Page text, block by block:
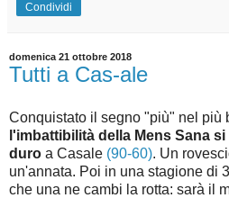
Condividi
domenica 21 ottobre 2018
Tutti a Cas-ale
Conquistato il segno "più" nel più
l'imbattibilità della Mens Sana
duro a Casale (90-60). Un
un'annata. Poi in una stagione di
che una ne cambi la rotta: sarà il